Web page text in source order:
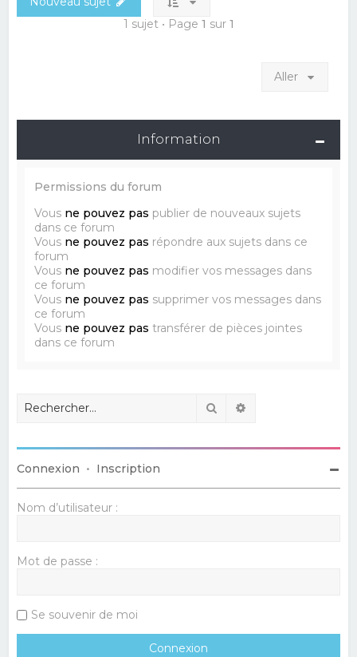
1 sujet • Page 1 sur 1
Aller
Information
Permissions du forum
Vous ne pouvez pas publier de nouveaux sujets
dans ce forum
Vous ne pouvez pas répondre aux sujets dans ce
forum
Vous ne pouvez pas modifier vos messages dans
ce forum
Vous ne pouvez pas supprimer vos messages dans
ce forum
Vous ne pouvez pas transférer de pièces jointes
dans ce forum
Rechercher
Connexion • Inscription
Nom d’utilisateur :
Mot de passe :
Se souvenir de moi